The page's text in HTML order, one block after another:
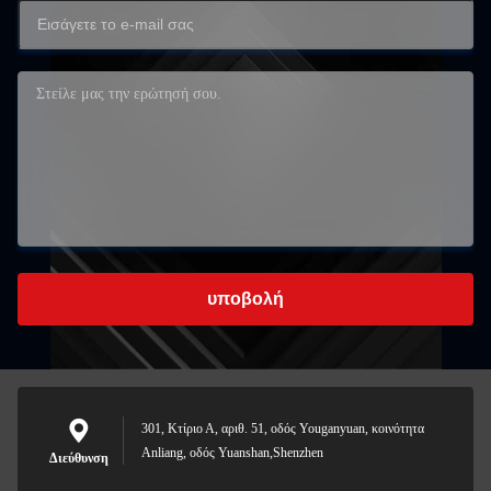
υποβολή
Διεύθυνση
301, Κτίριο Α, αριθ. 51, οδός Youganyuan, κοινότητα
Anliang, οδός Yuanshan,Shenzhen